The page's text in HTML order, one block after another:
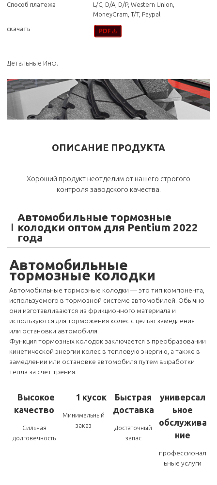
Способ платежа
L/C, D/A, D/P, Western Union,
MoneyGram, T/T, Paypal
скачать
Детальные Инф.
ОПИСАНИЕ ПРОДУКТА
Хороший продукт неотделим от нашего строгого
контроля заводского качества.
Автомобильные тормозные
колодки оптом для Pentium 2022
года
Автомобильные
тормозные колодки
Автомобильные тормозные колодки — это тип компонента,
используемого в тормозной системе автомобилей. Обычно
они изготавливаются из фрикционного материала и
используются для торможения колес с целью замедления
или остановки автомобиля.
Функция тормозных колодок заключается в преобразовании
кинетической энергии колес в тепловую энергию, а также в
замедлении или остановке автомобиля путем выработки
тепла за счет трения.
Высокое
качество
Сильная
долговечность
1 кусок
Минимальный
заказ
Быстрая
доставка
Достаточный
запас
универсал
ьное
обслужива
ние
профессионал
ьные услуги